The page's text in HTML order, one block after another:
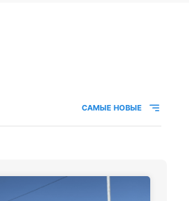
САМЫЕ НОВЫЕ